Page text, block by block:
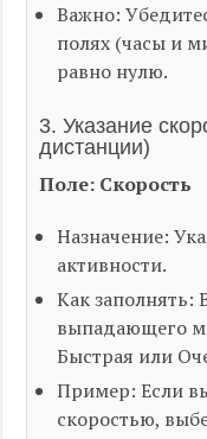
Важно:
полях (часы и
равно нулю.
3. Указание
дистанции)
Поле: Скорость
Назначение:
активности.
Как заполнять:
выпадающего
Быстрая или
Пример: Если
скоростью,